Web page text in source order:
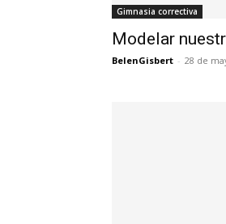
Gimnasia correctiva
Modelar
BelenGisbert - 28 de